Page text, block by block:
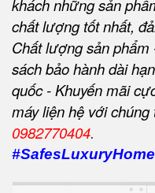
khách những sản
chất lượng tốt nhất,
Chất lượng sản
sách bảo hành dài
quốc - Khuyến mãi
máy liện hệ với
0982770404.